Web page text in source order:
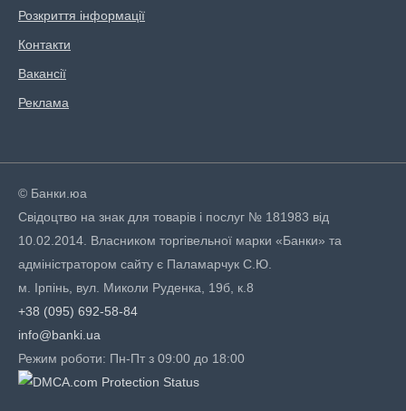
Розкриття інформації
Контакти
Вакансії
Реклама
© Банки.юа
Свідоцтво на знак для товарів і послуг № 181983 від
10.02.2014. Власником торгівельної марки «Банки» та
адміністратором сайту є Паламарчук С.Ю.
м. Ірпінь, вул. Миколи Руденка, 19б, к.8
+38 (095) 692-58-84
info@banki.ua
Режим роботи: Пн-Пт з 09:00 до 18:00